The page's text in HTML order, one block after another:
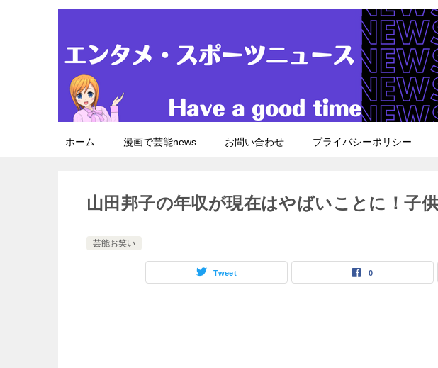
ホーム 漫画で芸能news お問い合わせ プライバシーポリシー
山田邦子の年収が現在はやばいことに！子
芸能お笑い
Tweet 0